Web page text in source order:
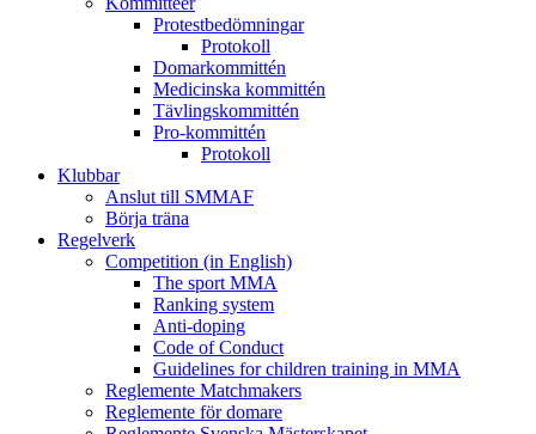
Protestbedömningar
Protokoll
Domarkommittén
Medicinska kommittén
Tävlingskommittén
Pro-kommittén
Protokoll
Klubbar
Anslut till SMMAF
Börja träna
Regelverk
Competition (in English)
The sport MMA
Ranking system
Anti-doping
Code of Conduct
Guidelines for children training in MMA
Reglemente Matchmakers
Reglemente för domare